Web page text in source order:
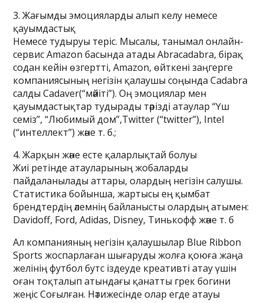
3. Жағымды эмоцияларды алып келу немесе
қауымдастық
Немесе тудыруы теріс. Мысалы, танымал онлайн-
сервис Amazon басында атады Abracadabra, бірақ
содан кейін өзгертті, Amazon, өйткені заңгерге
компаниясының негізін қалаушы соңында Cadabra
салды Cadaver(“мәйіті”). Оң эмоциялар мен
қауымдастықтар тудырады тәрізді атаулар “Үш
семіз”, “Любимый дом”,Twitter (“twitter”), Intel
(“интеллект”) және т. б.;
4. Жарқын және есте қаларлықтай болуы
Жиі ретінде атауларының жобаларды
пайдаланылады аттары, олардың негізін салушы.
Статистика бойынша, жартысы ең қымбат
брендтердің әлемнің байланысты олардың атымен:
Davidoff, Ford, Adidas, Disney, Тинькофф және т. б
Ал компанияның негізін қалаушылар Blue Ribbon
Sports жоспарлаған шығаруды жолға қоюға жаңа
желінің футбол бутс іздеуде креативті атау үшін
оған тоқталып атындағы қанатты грек богини
жеңіс Соғылған. Нәтижесінде олар егде атауы